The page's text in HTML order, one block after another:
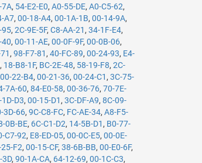
7A, 54-E2-E0,A0-55-DE,A0-C5-62,
A7,00-18-A4,00-1A-1B,00-14-9A,
95,2C-9E-5F,C8-AA-21 ,34-1F-E4,
40,00-11-AE,00-0F-9F,00-0B-06,
,98-F7-81 ,40-FC-89,00-24-93, E4-
, 18-B8-1F, BC-2E-48, 58-19-F8,2C-
00-22-B4,00-21-36,00-24-C1 ,3C-75-
7A-60,84-E0-58,00-36-76,70-7E-
D3,00-15-D1 ,3C-DF-A9,8C-09-
3D-66,9C-C8-FC, FC-AE-34,A8-F5-
0B-BE, 6C-C1-D2, 14-5B-D1 , B0-77-
C7-92, E8-ED-05,00-0C-E5,00-0E-
F2,00-15-CF,38-6B-BB,00-E0-6F,
3D,90-1A-CA, 64-12-69,00-1C-C3,